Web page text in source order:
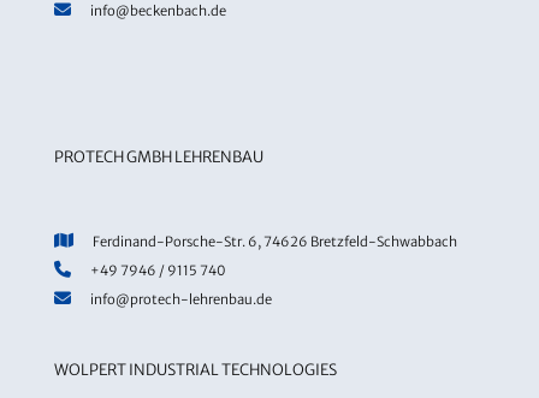
info@beckenbach.de
PROTECH GMBH LEHRENBAU
Ferdinand-Porsche-Str. 6, 74626 Bretzfeld-Schwabbach
+49 7946 / 9115 740
info@protech-lehrenbau.de
WOLPERT INDUSTRIAL TECHNOLOGIES